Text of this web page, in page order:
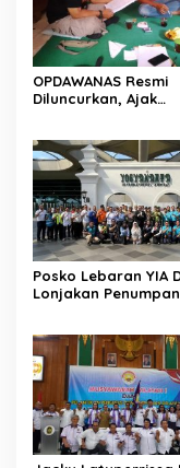
OPDAWANAS Resmi
Diluncurkan, Ajak
Empat Pilar
Posko Lebaran YIA
Lonjakan
2026